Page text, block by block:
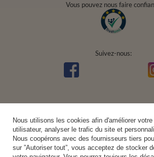
Vous pouvez nous faire
Suivez-nous:
Nous utilisons les cookies afin d'améliorer
utilisateur, analyser le trafic du site et
Nous coopérons avec des fournisseurs tiers
sur ”Autoriser tout”, vous acceptez de stocker